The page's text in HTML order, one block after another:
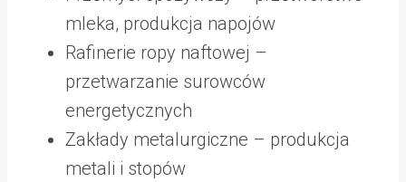
mleka, produkcja napojów
Rafinerie ropy naftowej –
przetwarzanie surowców
energetycznych
Zakłady metalurgiczne – produkcja
metali i stopów